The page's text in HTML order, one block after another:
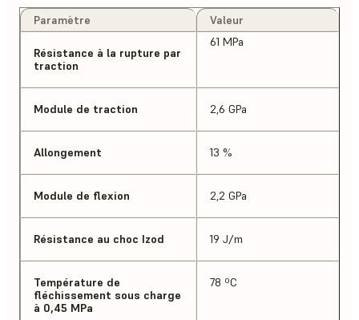
Paramètre Valeur
Résistance à la rupture par
traction
61 MPa
Module de traction 2,6 GPa
Allongement 13 %
Module de flexion 2,2 GPa
Résistance au choc Izod 19 J/m
Température de
fléchissement sous charge
à 0,45 MPa
78 ºC